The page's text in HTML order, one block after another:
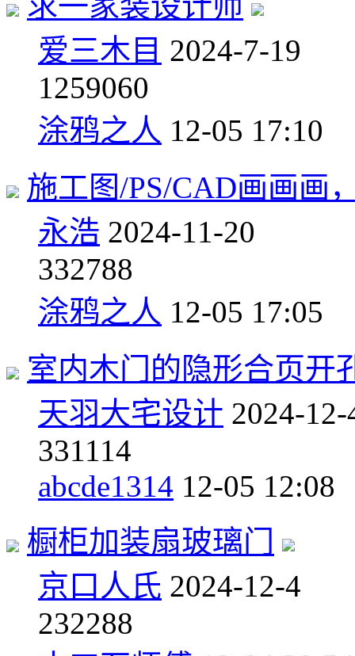
爱三木目 2024-7-19
1259060
涂鸦之人 12-05 17:10
施工图/PS/CAD画画画
永浩 2024-11-20
332788
涂鸦之人 12-05 17:05
室内木门的隐形合页开
天羽大宅设计 2024-12-
331114
abcde1314 12-05 12:08
橱柜加装扇玻璃门
京口人氏 2024-12-4
232288